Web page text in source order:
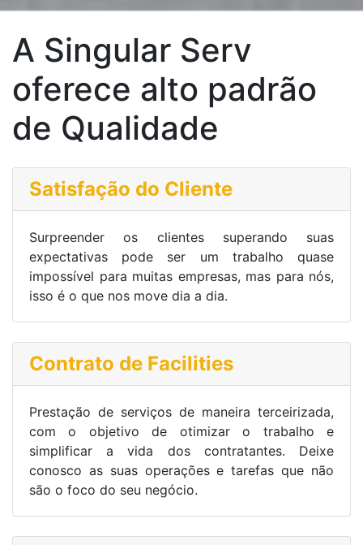
A Singular Serv
oferece alto padrão
de Qualidade
Satisfação do Cliente
Surpreender os clientes superando suas
expectativas pode ser um trabalho quase
impossível para muitas empresas, mas para nós,
isso é o que nos move dia a dia.
Contrato de Facilities
Prestação de serviços de maneira terceirizada,
com o objetivo de otimizar o trabalho e
simplificar a vida dos contratantes. Deixe
conosco as suas operações e tarefas que não
são o foco do seu negócio.